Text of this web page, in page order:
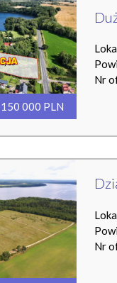
150 000 PLN
Nr
Nr